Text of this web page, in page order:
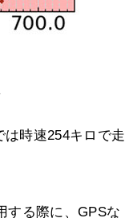
時速254キロで走
する際に、GPSな